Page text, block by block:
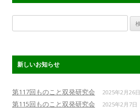
索:
新しいお知らせ
第117回ものこと双発研究会 2025年2月26日
第115回ものこと双発研究会 2025年2月7日